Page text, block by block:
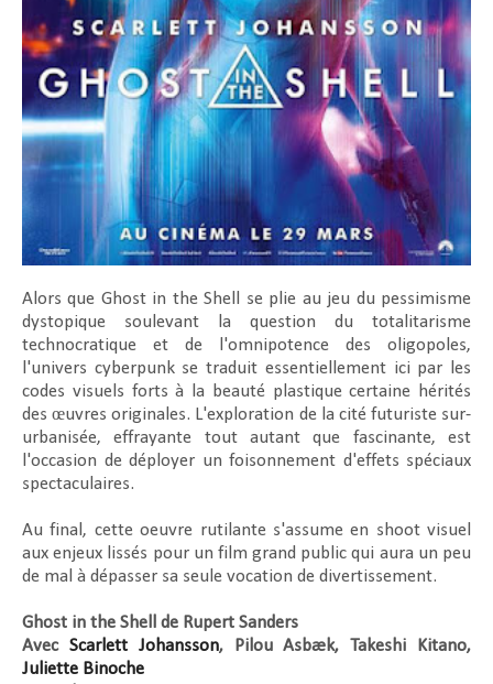
Alors que Ghost in the Shell se plie au jeu du pessimisme
dystopique soulevant la question du totalitarisme
technocratique et de l'omnipotence des oligopoles,
l'univers cyberpunk se traduit essentiellement ici par les
codes visuels forts à la beauté plastique certaine hérités
des œuvres originales. L'exploration de la cité futuriste sur-
urbanisée, effrayante tout autant que fascinante, est
l'occasion de déployer un foisonnement d'effets spéciaux
spectaculaires.
Au final, cette oeuvre rutilante s'assume en shoot visuel
aux enjeux lissés pour un film grand public qui aura un peu
de mal à dépasser sa seule vocation de divertissement.
Ghost in the Shell de Rupert Sanders
Avec Scarlett Johansson, Pilou Asbæk, Takeshi Kitano,
Juliette Binoche